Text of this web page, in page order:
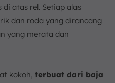
atas rel. Setiap alas
dan roda yang dirancang
yang merata dan
kokoh, terbuat dari baja